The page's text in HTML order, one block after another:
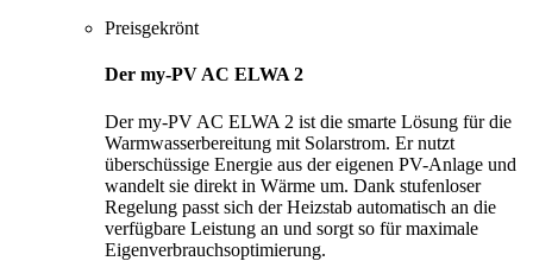
Preisgekrönt
Der my-PV AC ELWA 2
Der my-PV AC ELWA 2 ist die smarte Lösung für die
Warmwasserbereitung mit Solarstrom. Er nutzt
überschüssige Energie aus der eigenen PV-Anlage und
wandelt sie direkt in Wärme um. Dank stufenloser
Regelung passt sich der Heizstab automatisch an die
verfügbare Leistung an und sorgt so für maximale
Eigenverbrauchsoptimierung.